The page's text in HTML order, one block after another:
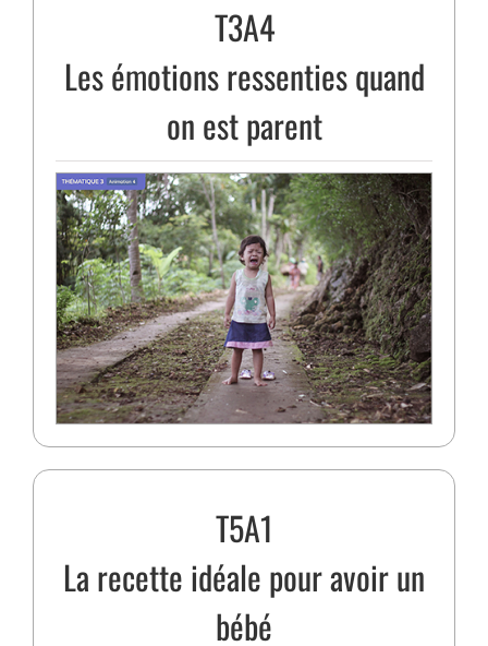
T3A4
Les émotions ressenties quand
on est parent
T5A1
La recette idéale pour avoir un
bébé